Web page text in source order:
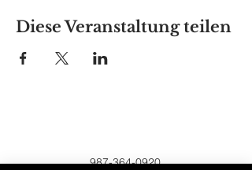
Diese Veranstaltung teilen
987-364-0920